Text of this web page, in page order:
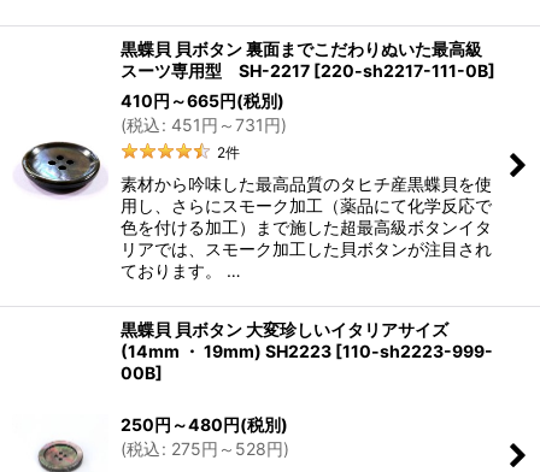
黒蝶貝 貝ボタン 裏面までこだわりぬいた最高級
スーツ専用型 SH-2217 [220-sh2217-111-0B]
410円 ～665円(税別)
(税込: 451円 ～731円)
2件
素材から吟味した最高品質のタヒチ産黒蝶貝を使
用し、さらにスモーク加工（薬品にて化学反応で
色を付ける加工）まで施した超最高級ボタンイタ
リアでは、スモーク加工した貝ボタンが注目され
ております。 …
黒蝶貝 貝ボタン 大変珍しいイタリアサイズ
(14mm ・ 19mm) SH2223 [110-sh2223-999-
00B]
250円 ～480円(税別)
(税込: 275円 ～528円)